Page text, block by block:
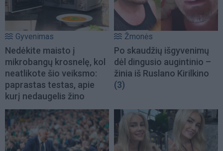
Gyvenimas
Nedėkite maisto į
mikrobangų krosnelę, kol
neatlikote šio veiksmo:
paprastas testas, apie
kurį nedaugelis žino
Žmonės
Po skaudžių išgyvenimų
dėl dingusio augintinio –
žinia iš Ruslano Kirilkino
(3)